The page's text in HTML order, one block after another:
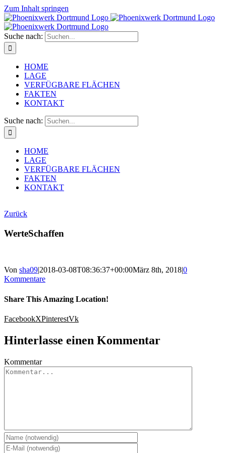
Zum Inhalt springen
Suche nach:
HOME
LAGE
VERFÜGBARE FLÄCHEN
FAKTEN
KONTAKT
Suche nach:
HOME
LAGE
VERFÜGBARE FLÄCHEN
FAKTEN
KONTAKT
Zurück
WerteSchaffen
Von sha09|2018-03-08T08:36:37+00:00März 8th, 2018|0
Kommentare
Share This Amazing Location!
FacebookXPinterestVk
Hinterlasse einen Kommentar
Kommentar